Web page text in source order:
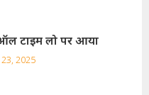
ऑल टाइम लो पर आया
2025